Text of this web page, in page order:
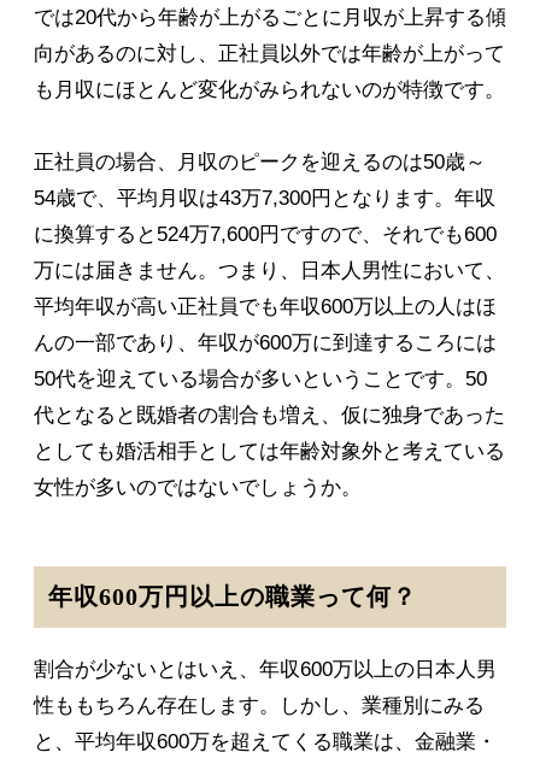
では20代から年齢が上がるごとに月収が上昇する傾
向があるのに対し、正社員以外では年齢が上がって
も月収にほとんど変化がみられないのが特徴です。
正社員の場合、月収のピークを迎えるのは50歳～
54歳で、平均月収は43万7,300円となります。年収
に換算すると524万7,600円ですので、それでも600
万には届きません。つまり、日本人男性において、
平均年収が高い正社員でも年収600万以上の人はほ
んの一部であり、年収が600万に到達するころには
50代を迎えている場合が多いということです。50
代となると既婚者の割合も増え、仮に独身であった
としても婚活相手としては年齢対象外と考えている
女性が多いのではないでしょうか。
年収600万円以上の職業って何？
割合が少ないとはいえ、年収600万以上の日本人男
性ももちろん存在します。しかし、業種別にみる
と、平均年収600万を超えてくる職業は、金融業・